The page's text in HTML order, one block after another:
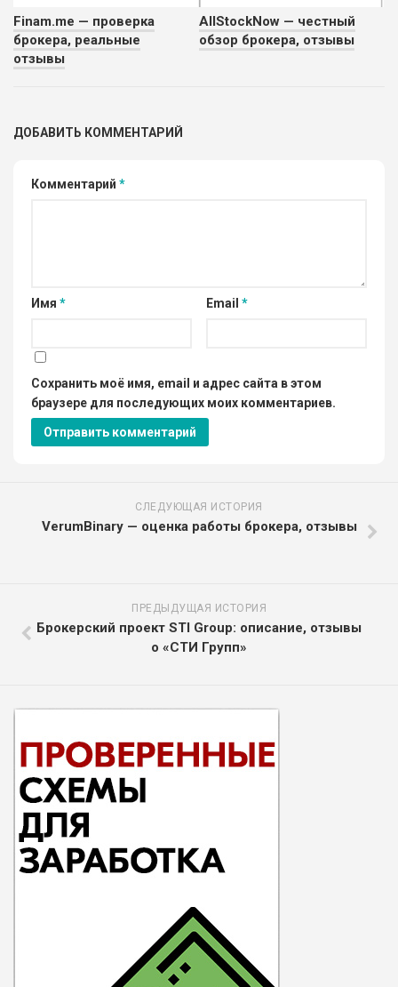
Finam.me — проверка
брокера, реальные
отзывы
AllStockNow — честный
обзор брокера, отзывы
ДОБАВИТЬ КОММЕНТАРИЙ
Комментарий *
Имя * Email *
Сохранить моё имя, email и адрес сайта в этом
браузере для последующих моих комментариев.
СЛЕДУЮЩАЯ ИСТОРИЯ
VerumBinary — оценка работы брокера, отзывы
ПРЕДЫДУЩАЯ ИСТОРИЯ
Брокерский проект STI Group: описание, отзывы
о «СТИ Групп»